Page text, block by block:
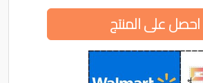
احصل على المنتج